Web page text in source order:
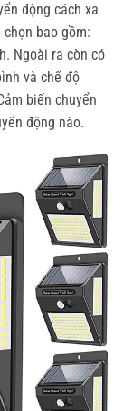
động cách xa
bao gồm:
Ngoài ra còn có
và chế độ
biến chuyển
động nào.